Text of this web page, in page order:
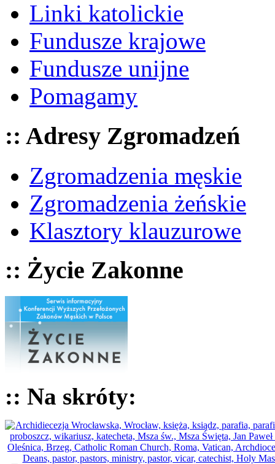
Linki katolickie
Fundusze krajowe
Fundusze unijne
Pomagamy
:: Adresy Zgromadzeń
Zgromadzenia męskie
Zgromadzenia żeńskie
Klasztory klauzurowe
:: Życie Zakonne
:: Na skróty: